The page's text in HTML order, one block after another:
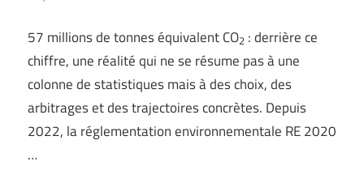
57 millions de tonnes équivalent CO2 : derrière ce
chiffre, une réalité qui ne se résume pas à une
colonne de statistiques mais à des choix, des
arbitrages et des trajectoires concrètes. Depuis
2022, la réglementation environnementale RE 2020
…